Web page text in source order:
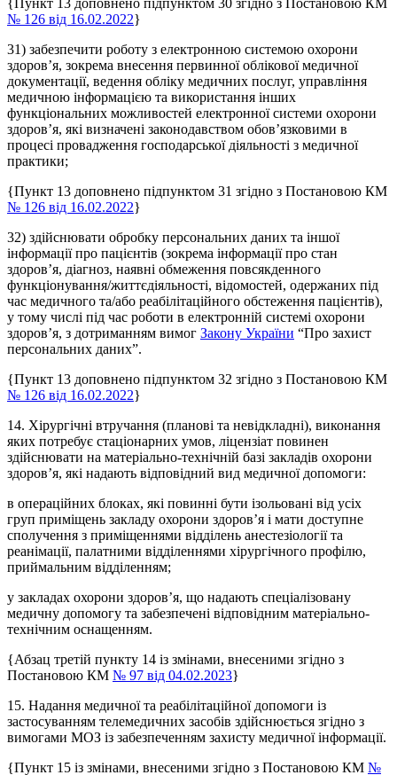
№ 126 від 16.02.2022}
31) забезпечити роботу з електронною системою охорони
здоров’я, зокрема внесення первинної облікової медичної
документації, ведення обліку медичних послуг, управління
медичною інформацією та використання інших
функціональних можливостей електронної системи охорони
здоров’я, які визначені законодавством обов’язковими в
процесі провадження господарської діяльності з медичної
практики;
{Пункт 13 доповнено підпунктом 31 згідно з Постановою КМ
№ 126 від 16.02.2022}
32) здійснювати обробку персональних даних та іншої
інформації про пацієнтів (зокрема інформації про стан
здоров’я, діагноз, наявні обмеження повсякденного
функціонування/життєдіяльності, відомостей, одержаних під
час медичного та/або реабілітаційного обстеження пацієнтів),
у тому числі під час роботи в електронній системі охорони
здоров’я, з дотриманням вимог Закону України “Про захист
персональних даних”.
{Пункт 13 доповнено підпунктом 32 згідно з Постановою КМ
№ 126 від 16.02.2022}
14. Хірургічні втручання (планові та невідкладні), виконання
яких потребує стаціонарних умов, ліцензіат повинен
здійснювати на матеріально-технічній базі закладів охорони
здоров’я, які надають відповідний вид медичної допомоги:
в операційних блоках, які повинні бути ізольовані від усіх
груп приміщень закладу охорони здоров’я і мати доступне
сполучення з приміщеннями відділень анестезіології та
реанімації, палатними відділеннями хірургічного профілю,
приймальним відділенням;
у закладах охорони здоров’я, що надають спеціалізовану
медичну допомогу та забезпечені відповідним матеріально-
технічним оснащенням.
{Абзац третій пункту 14 із змінами, внесеними згідно з
Постановою КМ № 97 від 04.02.2023}
15. Надання медичної та реабілітаційної допомоги із
застосуванням телемедичних засобів здійснюється згідно з
вимогами МОЗ із забезпеченням захисту медичної інформації.
{Пункт 15 із змінами, внесеними згідно з Постановою КМ №